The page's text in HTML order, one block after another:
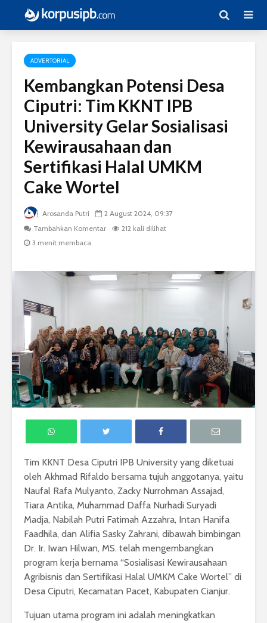
ADVERTORIAL
Kembangkan Potensi Desa
Ciputri: Tim KKNT IPB
University Gelar Sosialisasi
Kewirausahaan dan
Sertifikasi Halal UMKM
Cake Wortel
Arosanda Putri
2 August 2024, 09:37
Tambahkan Komentar
212 kali dilihat
3 menit membaca
Tim KKNT Desa Ciputri IPB University yang diketuai
oleh Akhmad Rifaldo bersama tujuh anggotanya, yaitu
Naufal Rafa Mulyanto, Zacky Nurrohman Assajad,
Tiara Antika, Muhammad Daffa Nurhadi Suryadi
Madja, Nabilah Putri Fatimah Azzahra, Intan Hanifa
Faadhila, dan Alifia Sasky Zahrani, dibawah bimbingan
Dr. Ir. Iwan Hilwan, MS. telah mengembangkan
program kerja bernama “Sosialisasi Kewirausahaan
Agribisnis dan Sertifikasi Halal UMKM Cake Wortel” di
Desa Ciputri, Kecamatan Pacet, Kabupaten Cianjur.
Tujuan utama program ini adalah meningkatkan